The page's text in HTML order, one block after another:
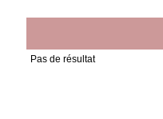
Pas de résultat